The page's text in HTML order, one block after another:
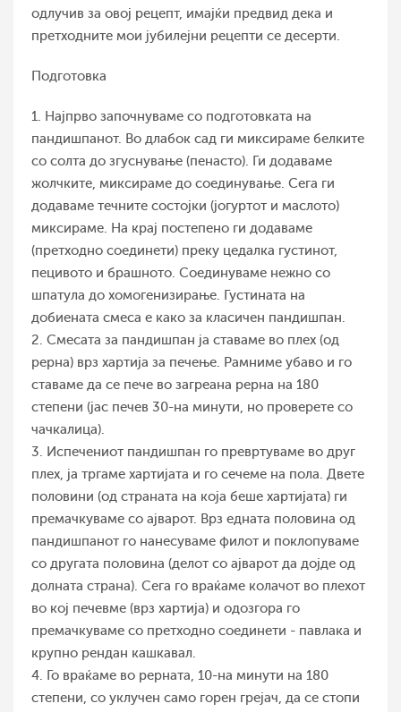
одлучив за овој рецепт, имајќи предвид дека и
претходните мои јубилејни рецепти се десерти.
Подготовка
1. Најпрво започнуваме со подготовката на
пандишпанот. Во длабок сад ги миксираме белките
со солта до згуснување (пенасто). Ги додаваме
жолчките, миксираме до соединување. Сега ги
додаваме течните состојки (јогуртот и маслото)
миксираме. На крај постепено ги додаваме
(претходно соединети) преку цедалка густинот,
пецивото и брашното. Соединуваме нежно со
шпатула до хомогенизирање. Густината на
добиената смеса е како за класичен пандишпан.
2. Смесата за пандишпан ја ставаме во плех (од
рерна) врз хартија за печење. Рамниме убаво и го
ставаме да се пече во загреана рерна на 180
степени (јас печев 30-на минути, но проверете со
чачкалица).
3. Испечениот пандишпан го превртуваме во друг
плех, ја тргаме хартијата и го сечеме на пола. Двете
половини (од страната на која беше хартијата) ги
премачкуваме со ајварот. Врз едната половина од
пандишпанот го нанесуваме филот и поклопуваме
со другата половина (делот со ајварот да дојде од
долната страна). Сега го враќаме колачот во плехот
во кој печевме (врз хартија) и одозгора го
премачкуваме со претходно соединети - павлака и
крупно рендан кашкавал.
4. Го враќаме во рерната, 10-на минути на 180
степени, со уклучен само горен грејач, да се стопи